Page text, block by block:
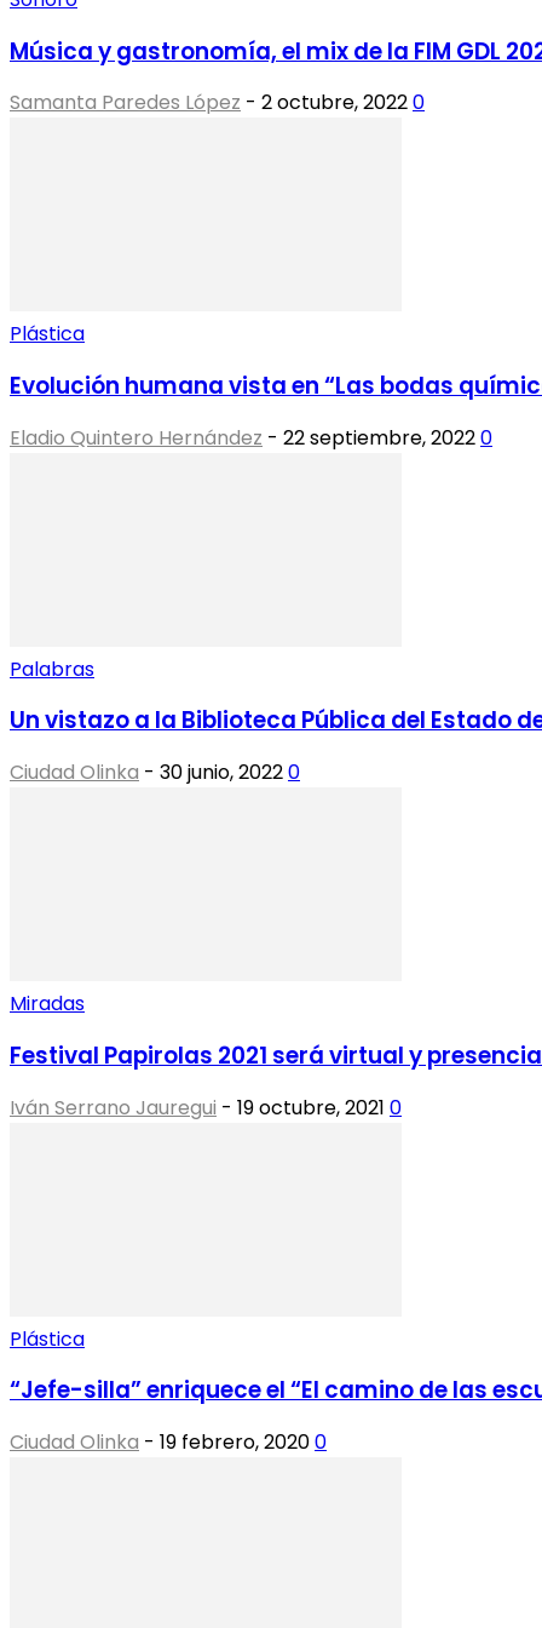
Música y gastronomía, el mix de la FIM GDL
Samanta Paredes López - 2 octubre, 20220
Plástica
Evolución humana vista en “Las bodas
Eladio Quintero Hernández - 22 septiembre, 20220
Palabras
Un vistazo a la Biblioteca Pública del Estado
Ciudad Olinka - 30 junio, 20220
Miradas
Festival Papirolas 2021 será virtual y
Iván Serrano Jauregui - 19 octubre, 2021 0
Plástica
“Jefe-silla” enriquece el “El camino de las
Ciudad Olinka - 19 febrero, 20200